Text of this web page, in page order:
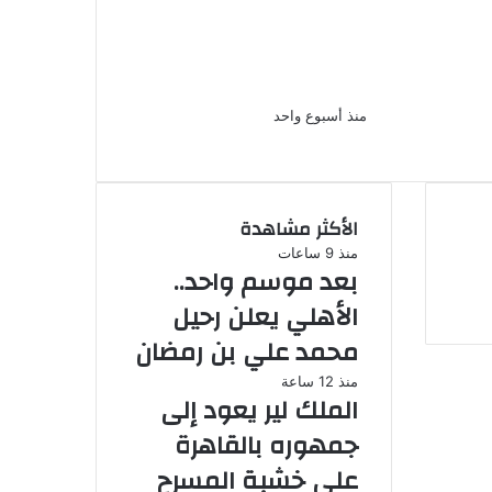
منذ أسبوع واحد
الأكثر مشاهدة
منذ 9 ساعات
بعد موسم واحد..
الأهلي يعلن رحيل
محمد علي بن رمضان
منذ 12 ساعة
الملك لير يعود إلى
جمهوره بالقاهرة
على خشبة المسرح